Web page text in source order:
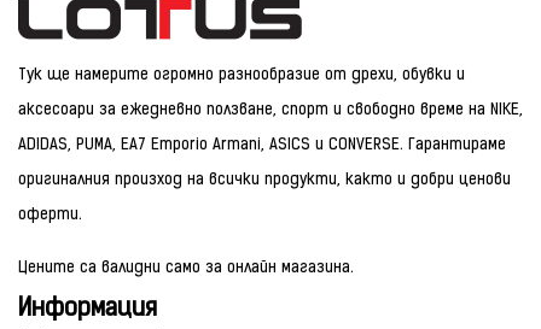
Тук ще намерите огромно разнообразие от дрехи, обувки и
аксесоари за ежедневно ползване, спорт и свободно време на NIKE,
ADIDAS, PUMA, EA7 Emporio Armani, ASICS и CONVERSE. Гарантираме
оригиналния произход на всички продукти, както и добри ценови
оферти.
Цените са валидни само за онлайн магазина.
Информация